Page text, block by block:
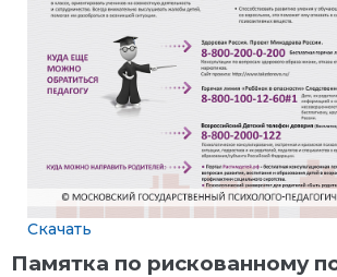
Скачать
Памятка по рискованному